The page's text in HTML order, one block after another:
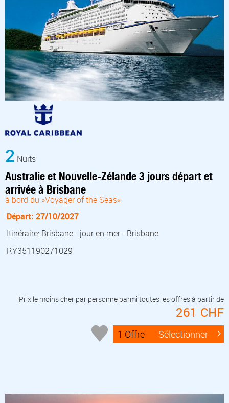
2 Nuits
Australie et Nouvelle-Zélande 3 jours départ et
arrivée à Brisbane
à bord du »Voyager of the Seas«
Départ: 27/10/2027
Itinéraire: Brisbane - jour en mer - Brisbane
RY351190271029
Prix le moins cher par personne parmi toutes les offres à partir de
261 CHF
1 Offre Sélectionner